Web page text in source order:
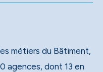
métiers du Bâtiment,